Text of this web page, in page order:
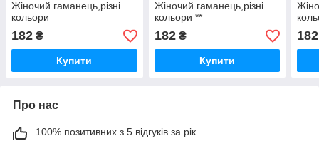
Жіночий гаманець,різні
кольори
182 ₴
Купити
Жіночий гаманець,різні
кольори **
182₴
Купити
182
Про нас
100% позитивних з 5 відгуків за рік